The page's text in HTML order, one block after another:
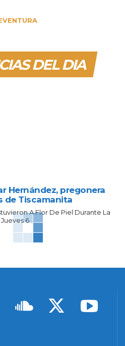
DEL DIA
Hernández, pregonera
de Tiscamanita
A Flor De Piel Durante La
6...